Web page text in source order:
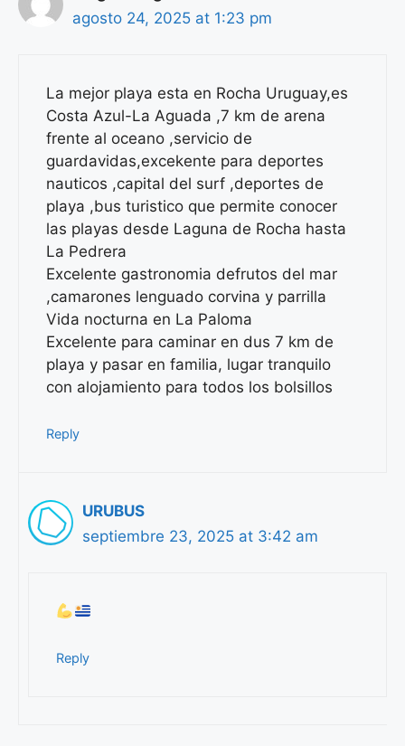
agosto 24, 2025 at 1:23 pm
La mejor playa esta en Rocha Uruguay,es
Costa Azul-La Aguada ,7 km de arena
frente al oceano ,servicio de
guardavidas,excekente para deportes
nauticos ,capital del surf ,deportes de
playa ,bus turistico que permite conocer
las playas desde Laguna de Rocha hasta
La Pedrera
Excelente gastronomia defrutos del mar
,camarones lenguado corvina y parrilla
Vida nocturna en La Paloma
Excelente para caminar en dus 7 km de
playa y pasar en familia, lugar tranquilo
con alojamiento para todos los bolsillos
Reply
URUBUS
septiembre 23, 2025 at 3:42 am
Reply